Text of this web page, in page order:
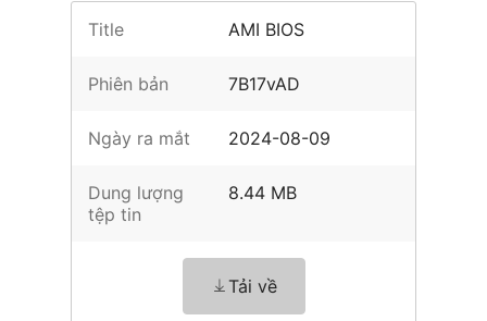
Title AMI BIOS
Phiên bản 7B17vAD
Ngày ra mắt 2024-08-09
Dung lượng
tệp tin
8.44 MB
Tải về